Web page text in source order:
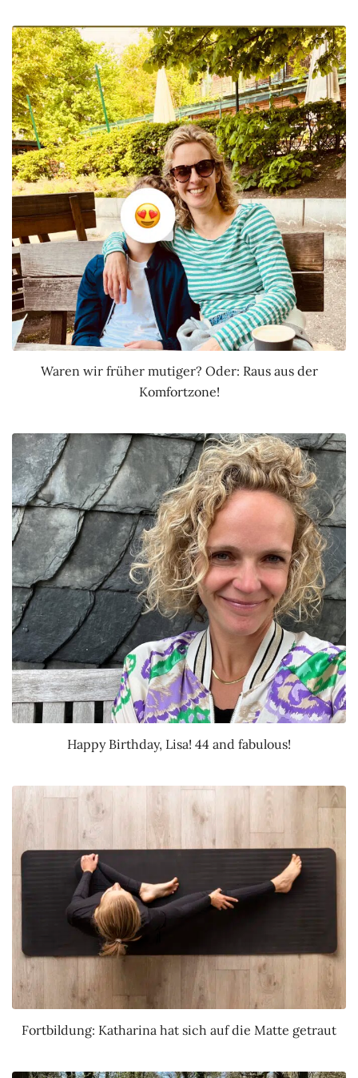
Waren wir früher mutiger? Oder: Raus aus der
Komfortzone!
Happy Birthday, Lisa! 44 and fabulous!
Fortbildung: Katharina hat sich auf die Matte getraut